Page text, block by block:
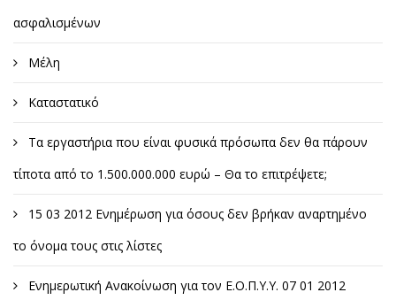
ασφαλισμένων
Μέλη
Καταστατικό
Τα εργαστήρια που είναι φυσικά πρόσωπα δεν θα πάρουν
τίποτα από το 1.500.000.000 ευρώ – Θα το επιτρέψετε;
15 03 2012 Ενημέρωση για όσους δεν βρήκαν αναρτημένο
το όνομα τους στις λίστες
Ενημερωτική Ανακοίνωση για τον Ε.Ο.Π.Υ.Υ. 07 01 2012